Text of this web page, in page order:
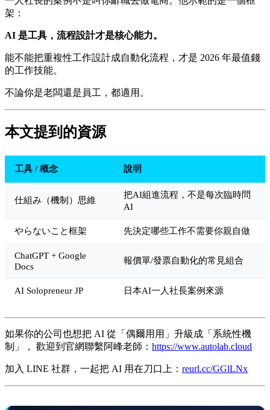
架：
AI 是工具，流程設計才是核心能力。
能不能把重複性工作設計成自動化流程，才是 2026 年最值錢
的工作技能。
不論你是老闆還是員工，都適用。
本文提到的資源
工具 / 概念 說明
仕組み（機制）思維
把AI組進流程，不是每次臨時問
AI
やらないこと框架 先決定哪些工作不需要你親自做
ChatGPT + Google
Docs
報價單/發票自動化的常見組合
AI Solopreneur JP 日本AI一人社長案例來源
如果你的公司也想把 AI 從「偶爾用用」升級成「系統性機
制」， 歡迎到官網聯繫阿峰老師： https://www.autolab.cloud
加入 LINE 社群，一起把 AI 用在刀口上： reurl.cc/GGlLNx